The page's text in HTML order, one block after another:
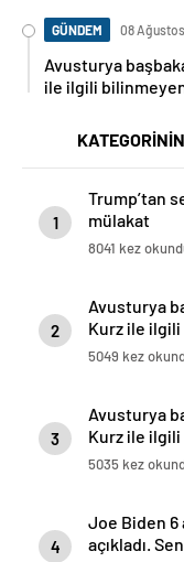
GÜNDEM 08
Avusturya
ile ilgili
1
Trump’tan
mülakat
8041 kez
2
Avusturya
Kurz ile
5049 kez
3
Avusturya
Kurz ile
5035 kez
4
Joe Biden 6
açıkladı.